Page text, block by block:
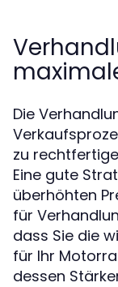
Die
zu
Eine gute
überhöhten
für
dass Sie die
für Ihr
dessen